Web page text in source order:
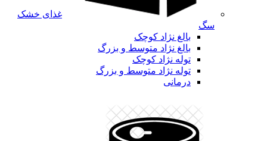
غذای خشک
سگ
بالغ نژاد کوچک
بالغ نژاد متوسط و بزرگ
توله نژاد کوچک
توله نژاد متوسط و بزرگ
درمانی